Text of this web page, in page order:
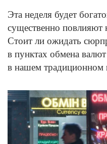
Эта неделя будет
существенно повлияют
Стоит ли ожидать
в пунктах обмена
в нашем традиционном